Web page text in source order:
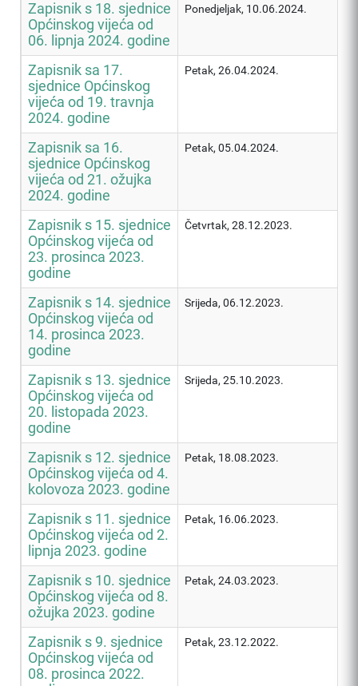
Zapisnik s 18. sjednice
Općinskog vijeća od
06. lipnja 2024. godine
Ponedjeljak, 10.06.2024.
Zapisnik sa 17.
sjednice Općinskog
vijeća od 19. travnja
2024. godine
Petak, 26.04.2024.
Zapisnik sa 16.
sjednice Općinskog
vijeća od 21. ožujka
2024. godine
Petak, 05.04.2024.
Zapisnik s 15. sjednice
Općinskog vijeća od
23. prosinca 2023.
godine
Četvrtak, 28.12.2023.
Zapisnik s 14. sjednice
Općinskog vijeća od
14. prosinca 2023.
godine
Srijeda, 06.12.2023.
Zapisnik s 13. sjednice
Općinskog vijeća od
20. listopada 2023.
godine
Srijeda, 25.10.2023.
Zapisnik s 12. sjednice
Općinskog vijeća od 4.
kolovoza 2023. godine
Petak, 18.08.2023.
Zapisnik s 11. sjednice
Općinskog vijeća od 2.
lipnja 2023. godine
Petak, 16.06.2023.
Zapisnik s 10. sjednice
Općinskog vijeća od 8.
ožujka 2023. godine
Petak, 24.03.2023.
Zapisnik s 9. sjednice
Općinskog vijeća od
08. prosinca 2022.
Petak, 23.12.2022.